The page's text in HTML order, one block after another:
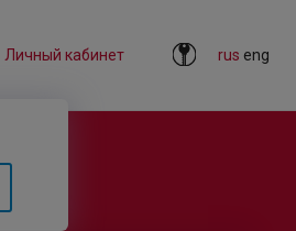
rus eng
Личный кабинет